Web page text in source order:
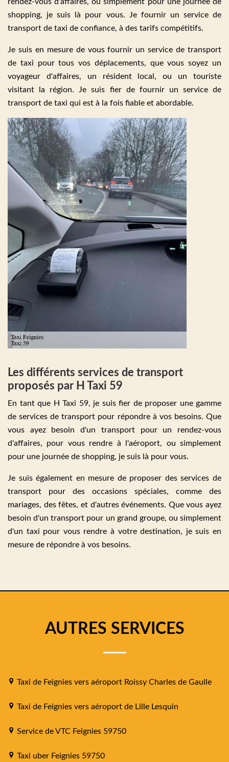
shopping, je suis là pour vous. Je fournir un service de
transport de taxi de confiance, à des tarifs compétitifs.
Je suis en mesure de vous fournir un service de transport
de taxi pour tous vos déplacements, que vous soyez un
voyageur d'affaires, un résident local, ou un touriste
visitant la région. Je suis fier de fournir un service de
transport de taxi qui est à la fois fiable et abordable.
Les différents services de transport
proposés par H Taxi 59
En tant que H Taxi 59, je suis fier de proposer une gamme
de services de transport pour répondre à vos besoins. Que
vous ayez besoin d'un transport pour un rendez-vous
d'affaires, pour vous rendre à l'aéroport, ou simplement
pour une journée de shopping, je suis là pour vous.
Je suis également en mesure de proposer des services de
transport pour des occasions spéciales, comme des
mariages, des fêtes, et d'autres événements. Que vous ayez
besoin d'un transport pour un grand groupe, ou simplement
d'un taxi pour vous rendre à votre destination, je suis en
mesure de répondre à vos besoins.
AUTRES SERVICES
Taxi de Feignies vers aéroport Roissy Charles de Gaulle
Taxi de Feignies vers aéroport de Lille Lesquin
Service de VTC Feignies 59750
Taxi uber Feignies 59750